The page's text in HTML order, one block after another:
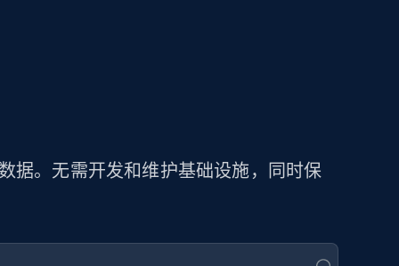
据。无需开发和维护基础设施，同时保